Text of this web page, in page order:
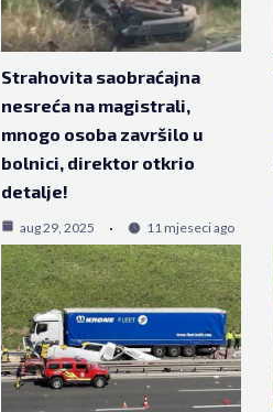
Strahovita saobraćajna
nesreća na magistrali,
mnogo osoba završilo u
bolnici, direktor otkrio
detalje!
aug 29, 2025 11 mjeseci ago